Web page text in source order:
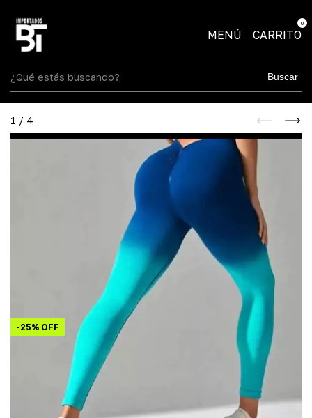
MENÚ CARRITO
0
Buscar
1 / 4
-25% OFF